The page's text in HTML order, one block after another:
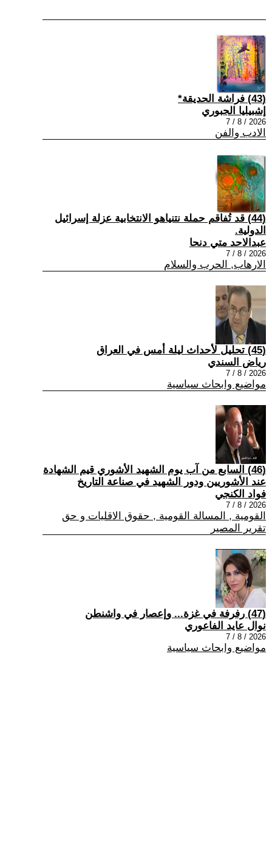
(43) فراشة الحديقة*
إشبيليا الجبوري
2026 / 8 / 7
الادب والفن
(44) قد تُفاقم حملة نتنياهو الانتخابية عزلة إسرائيل
الدولية.
عبدالاحد متي دنحا
2026 / 8 / 7
الارهاب, الحرب والسلام
(45) تحليل لأحداث ليلة أمس في العراق
رياض السندي
2026 / 8 / 7
مواضيع وابحاث سياسية
(46) السابع من آب يوم الشهيد الأشوري قيم الشهادة
عند الأشوريين ودور الشهيد في صناعة التاريخ
فواد الكنجي
2026 / 8 / 7
القومية , المسالة القومية , حقوق الاقليات و حق
تقرير المصير
(47) رفرفة في غزة... وإعصار في واشنطن
نوال عايد الفاعوري
2026 / 8 / 7
مواضيع وابحاث سياسية